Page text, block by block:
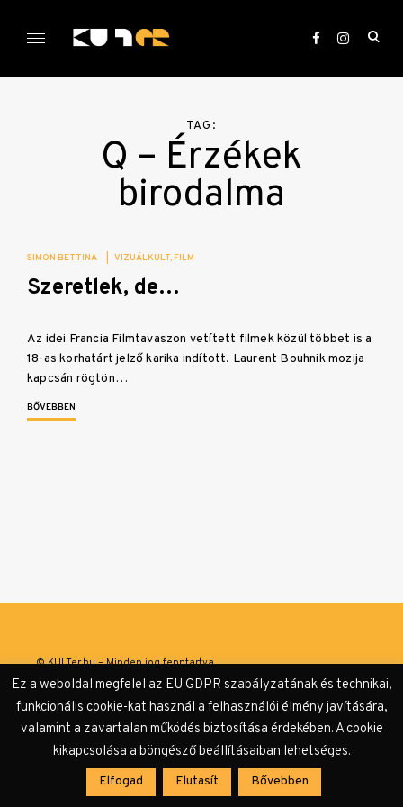
KULTer.hu
TAG:
Q – Érzékek
birodalma
SIMON BETTINA VIZUÁLKULT FILM
Szeretlek, de…
Az idei Francia Filmtavaszon vetített filmek közül többet is a
18-as korhatárt jelző karika indított. Laurent Bouhnik mozija
kapcsán rögtön…
BŐVEBBEN
© KULTer.hu – Minden jog fenntartva
Adatvédelmi tájékoztató
Ez a weboldal megfelel az EU GDPR szabályzatának és technikai,
funkcionális cookie-kat használ a felhasználói élmény javítására,
valamint a zavartalan működés biztosítása érdekében. A cookie
kikapcsolása a böngésző beállításaiban lehetséges.
Elfogad Elutasít Bővebben